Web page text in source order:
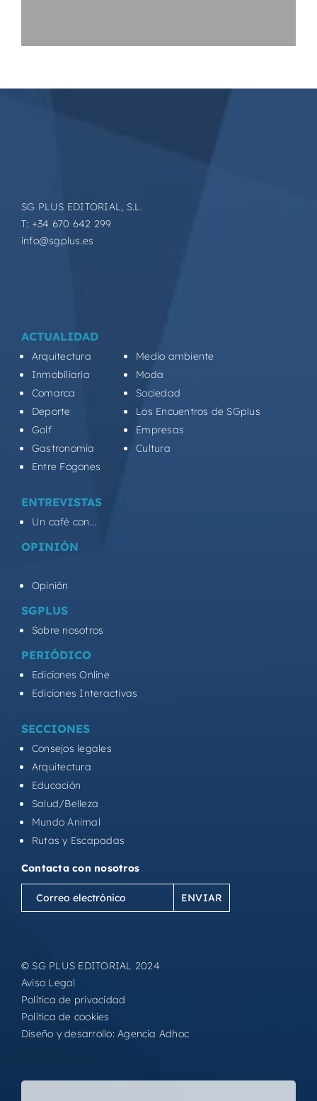
SG PLUS EDITORIAL, S.L.
T: +34 670 642 299
info@sgplus.es
ACTUALIDAD
Arquitectura
Inmobiliaria
Comarca
Deporte
Golf
Gastronomía
Entre Fogones
Medio ambiente
Moda
Sociedad
Los Encuentros de SGplus
Empresas
Cultura
ENTREVISTAS
Un café con...
OPINIÓN
Opinión
SGPLUS
Sobre nosotros
PERIÓDICO
Ediciones Online
Ediciones Interactivas
SECCIONES
Consejos legales
Arquitectura
Educación
Salud/Belleza
Mundo Animal
Rutas y Escapadas
Contacta con nosotros
Correo
electrónico
© SG PLUS EDITORIAL 2024
Aviso Legal
Política de privacidad
Política de cookies
Diseño y desarrollo:Agencia Adhoc